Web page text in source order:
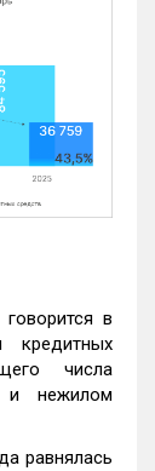
в
кредитных
числа
и нежилом
равнялась